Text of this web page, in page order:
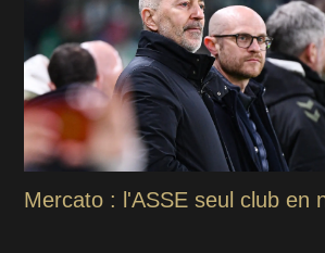
Mercato : l'ASSE seul club en